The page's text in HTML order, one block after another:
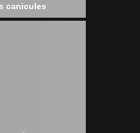
canicules